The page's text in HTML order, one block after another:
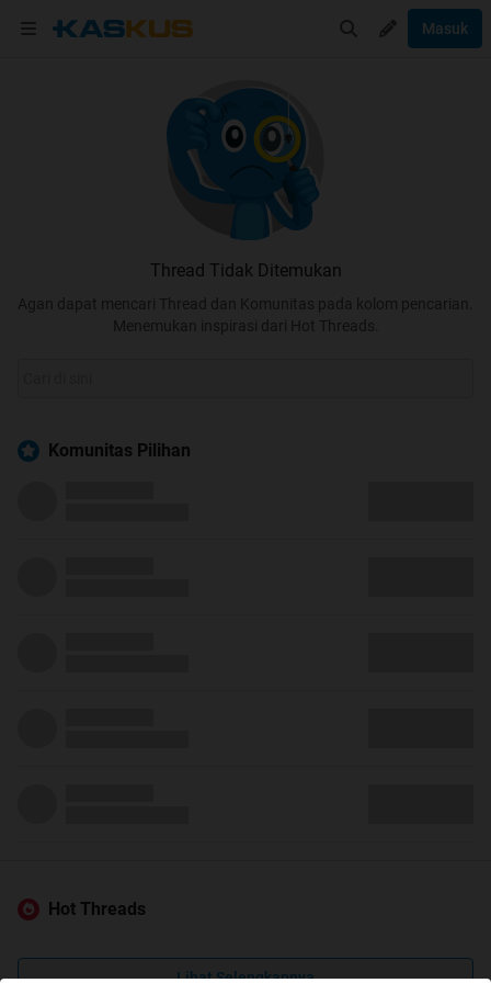
Masuk
Thread Tidak Ditemukan
Agan dapat mencari Thread dan Komunitas pada kolom pencarian.
Menemukan inspirasi dari Hot Threads.
Komunitas Pilihan
Hot Threads
Lihat Selengkapnya